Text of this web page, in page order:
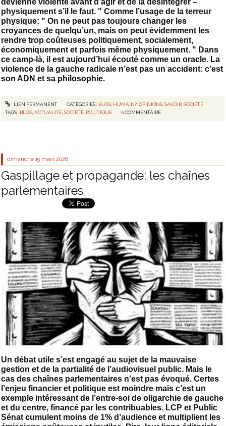
physiquement s’il le faut. " Comme l’usage de la terreur
physique: " On ne peut pas toujours changer les
croyances de quelqu’un, mais on peut évidemment les
rendre trop coûteuses politiquement, socialement,
économiquement et parfois même physiquement. " Dans
ce camp-là, il est aujourd’hui écouté comme un oracle. La
violence de la gauche radicale n’est pas un accident: c’est
son ADN et sa philosophie.
LIEN PERMANENT CATÉGORIES : BLOG, HUMAIN?, OPINIONS, SAVOIR, SOCIÉTÉ
TAGS : BLOG ,ACTUALITÉ ,SOCIÉTÉ POLITIQUE 0 COMMENTAIRE
dimanche 15 mars 2026
Gaspillage et propagande: les chaînes
parlementaires
Un débat utile s’est engagé au sujet de la mauvaise
gestion et de la partialité de l’audiovisuel public. Mais le
cas des chaînes parlementaires n’est pas évoqué. Certes
l’enjeu financier et politique est moindre mais c’est un
exemple intéressant de l’entre-soi de oligarchie de gauche
et du centre, financé par les contribuables. LCP et Public
Sénat cumulent moins de 1% d’audience et multiplient les